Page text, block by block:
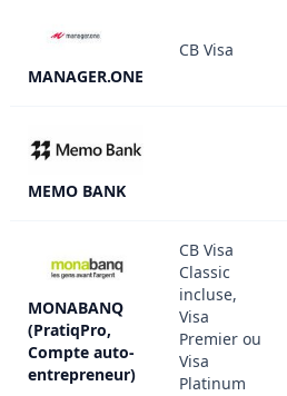
MANAGER.ONE
CB Visa
MEMO BANK
MONABANQ
(PratiqPro,
Compte auto-
entrepreneur)
CB Visa
Classic
incluse,
Visa
Premier ou
Visa
Platinum